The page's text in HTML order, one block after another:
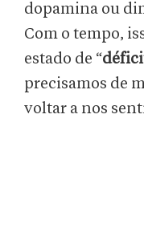
dopamina ou
Com o tempo,
estado de “
precisamos de
voltar a nos